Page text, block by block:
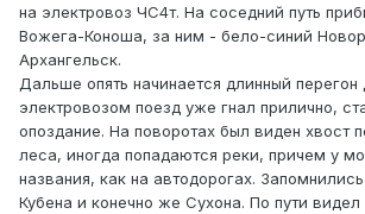
на электровоз ЧС4т. На соседний путь
Вожега-Коноша, за ним - бело-синий
Архангельск.
Дальше опять начинается длинный
электровозом поезд уже гнал прилично,
опоздание. На поворотах был виден хвост
леса, иногда попадаются реки, причем у
названия, как на автодорогах.
Кубена и конечно же Сухона. По пути